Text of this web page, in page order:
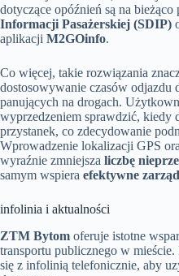
dotyczące opóźnień są na bieżąco
Informacji Pasażerskiej (SDIP)
aplikacji M2GOinfo.
Co więcej, takie rozwiązania
dostosowywanie czasów
panujących na drogach.
wyprzedzeniem sprawdzić, kiedy
przystanek, co zdecydowanie
Wprowadzenie lokalizacji GPS
wyraźnie zmniejsza liczbę
samym wspiera efektywne
infolinia i aktualności
ZTM Bytom oferuje istotne
transportu publicznego w
się z infolinią telefonicznie, aby